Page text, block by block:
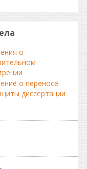
о
о переносе
диссертации